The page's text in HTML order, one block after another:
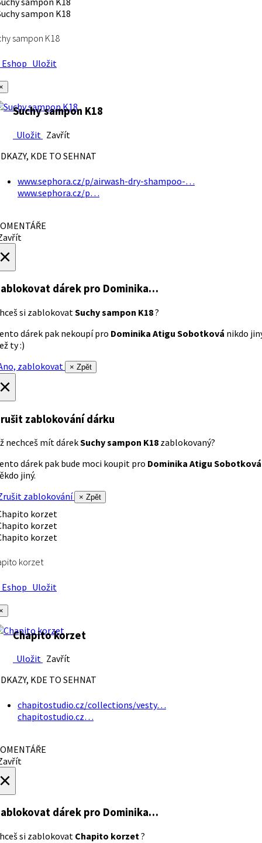
sampon K18
Uložit
Suchy sampon K18
Uložit Zavřít
KDE TO SEHNAT
www.sephora.cz/p/airwash-dry-shampoo-…
www.sephora.cz/p…
dárek pro Dominika…
si zablokovatSuchy sampon K18?
dárek pak nekoupí pro Dominika Atigu Sobotková nikdo
ty :)
zablokovat
× Zpět
zablokování dárku
nechceš mít dárekSuchy sampon K18 zablokovaný?
dárek pak bude moci koupit pro Dominika Atigu Sobotková
jiný.
zablokování
× Zpět
korzet
Uložit
Chapito korzet
Uložit Zavřít
KDE TO SEHNAT
chapitostudio.cz/collections/vesty…
chapitostudio.cz…
dárek pro Dominika…
si zablokovat Chapito korzet?